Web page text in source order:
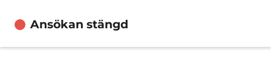
Ansökan stängd